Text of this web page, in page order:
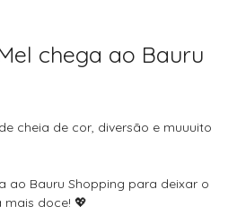
chega ao Bauru
cheia de cor, diversão e muuuito
ao Bauru Shopping para deixar o
doce! 💖